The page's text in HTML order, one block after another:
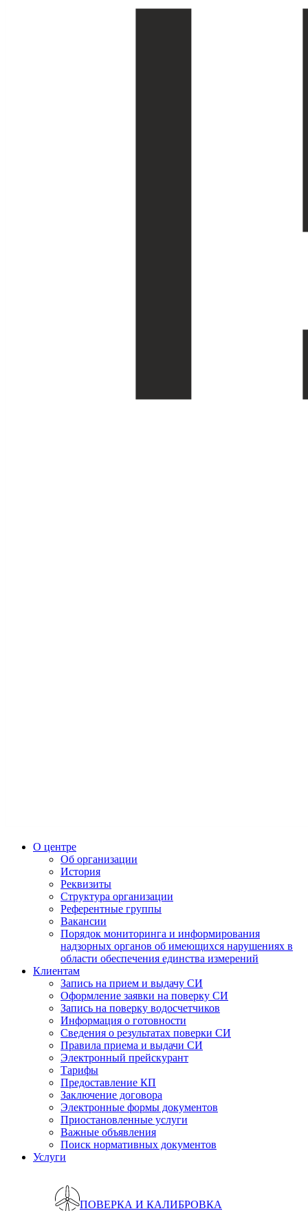
О центре
Об организации
История
Реквизиты
Структура организации
Референтные группы
Вакансии
Порядок мониторинга и информирования
надзорных органов об имеющихся нарушениях в
области обеспечения единства измерений
Клиентам
Запись на прием и выдачу СИ
Оформление заявки на поверку СИ
Запись на поверку водосчетчиков
Информация о готовности
Сведения о результатах поверки СИ
Правила приема и выдачи СИ
Электронный прейскурант
Тарифы
Предоставление КП
Заключение договора
Электронные формы документов
Приостановленные услуги
Важные объявления
Поиск нормативных документов
Услуги
ПОВЕРКА И КАЛИБРОВКА